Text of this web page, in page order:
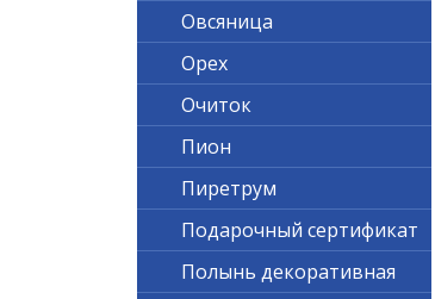
Овсяница
Орех
Очиток
Пион
Пиретрум
Подарочный сертификат
Полынь декоративная